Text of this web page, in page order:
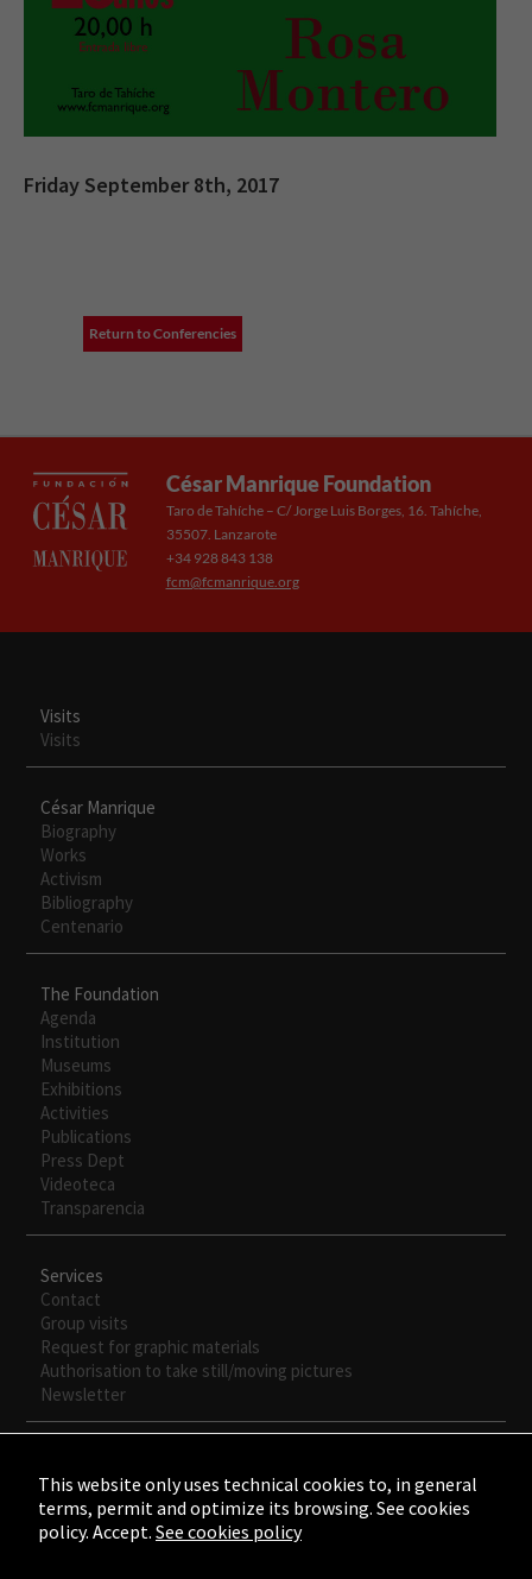
Friday September 8th, 2017
Return to Conferencies
César Manrique Foundation
Taro de Tahíche – C/ Jorge Luis Borges, 16. Tahíche,
35507. Lanzarote
+34 928 843 138
fcm@fcmanrique.org
Visits
Visits
César Manrique
Biography
Works
Activism
Bibliography
Centenario
The Foundation
Agenda
Institution
Museums
Exhibitions
Activities
Publications
Press Dept
Videoteca
Transparencia
Services
Contact
Group visits
Request for graphic materials
Authorisation to take still/moving pictures
Newsletter
This website only uses technical cookies to, in general
terms, permit and optimize its browsing. See cookies
policy. Accept. See cookies policy